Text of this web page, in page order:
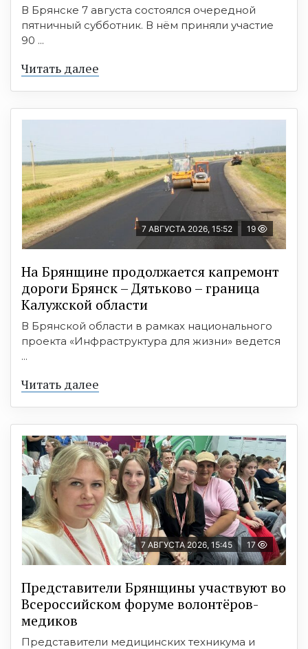
В Брянске 7 августа состоялся очередной
пятничный субботник. В нём приняли участие
90 ...
Читать далее
7 АВГУСТА 2026, 15:52 19
На Брянщине продолжается капремонт
дороги Брянск – Дятьково – граница
Калужской области
В Брянской области в рамках национального
проекта «Инфраструктура для жизни» ведется
...
Читать далее
7 АВГУСТА 2026, 15:45 17
Представители Брянщины участвуют во
Всероссийском форуме волонтёров-
медиков
Представители медицинских техникума и